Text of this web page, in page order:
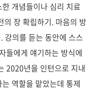
개념들이나 심리 치료
의 장 확립하기. 마음의 방
의를 듣는 동안에 스스
들에게 얘기하는 방식에
2020년을 인턴으로 지내
역할을 맡았는데 통제